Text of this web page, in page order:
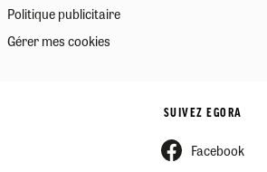
Politique publicitaire
Gérer mes cookies
SUIVEZ EGORA
Facebook